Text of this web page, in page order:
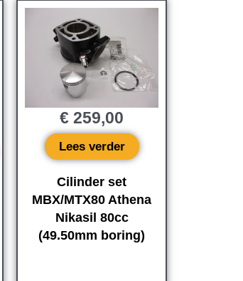
Cilinder set
MBX/MTX80 Athena
Nikasil 80cc
(49.50mm boring)
€ 259,00
Lees verder